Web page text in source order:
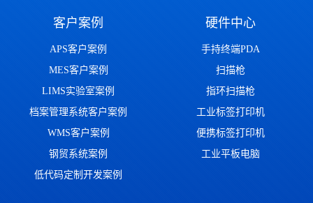
客户案例
APS客户案例
MES客户案例
LIMS实验室案例
档案管理系统客户案例
WMS客户案例
钢贸系统案例
低代码定制开发案例
硬件中心
手持终端PDA
扫描枪
指环扫描枪
工业标签打印机
便携标签打印机
工业平板电脑